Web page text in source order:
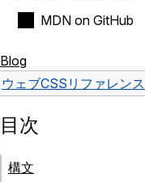
MDN on GitHub
Blog
ウェブCSS リファレンス
目次
構文